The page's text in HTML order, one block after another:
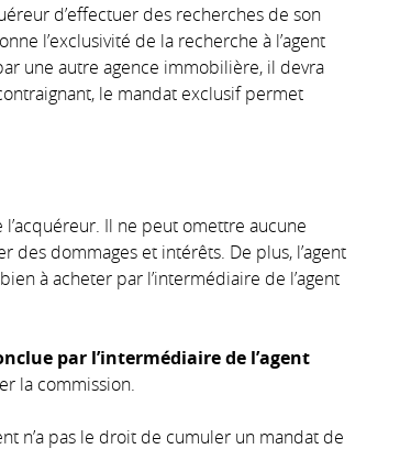
d’effectuer des recherches de son
l’exclusivité de la recherche à l’agent
une autre agence immobilière, il devra
le mandat exclusif permet
l’acquéreur. Il ne peut omettre aucune
des dommages et intérêts. De plus, l’agent
à acheter par l’intermédiaire de l’agent
par l’intermédiaire de l’agent
la commission.
n’a pas le droit de cumuler un mandat de